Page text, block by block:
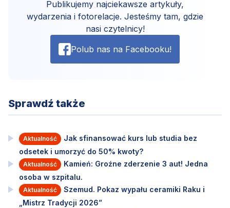
Publikujemy najciekawsze artykuły,
wydarzenia i fotorelacje. Jesteśmy tam, gdzie
nasi czytelnicy!
Polub nas na Facebooku!
Sprawdź także
Aktualność
Jak sfinansować kurs lub studia bez
odsetek i umorzyć do 50% kwoty?
Aktualność
Kamień: Groźne zderzenie 3 aut! Jedna
osoba w szpitalu.
Aktualność
Szemud. Pokaz wypału ceramiki Raku i
„Mistrz Tradycji 2026”